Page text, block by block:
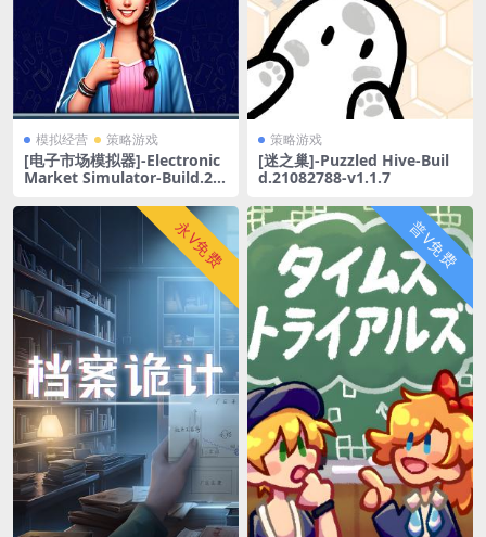
模拟经营 策略游戏
[电子市场模拟器]-Electronic
Market Simulator-Build.21
策略游戏
[迷之巢]-Puzzled Hive-Buil
d.21082788-v1.1.7
永V免费 普V免费